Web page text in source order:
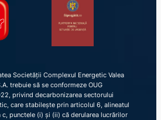
Societății Complexul Energetic Valea
trebuie să se conformeze OUG
privind decarbonizarea sectorului
care stabilește prin articolul 6, alineatul
c, punctele (i) și (ii) că derularea lucrărilor